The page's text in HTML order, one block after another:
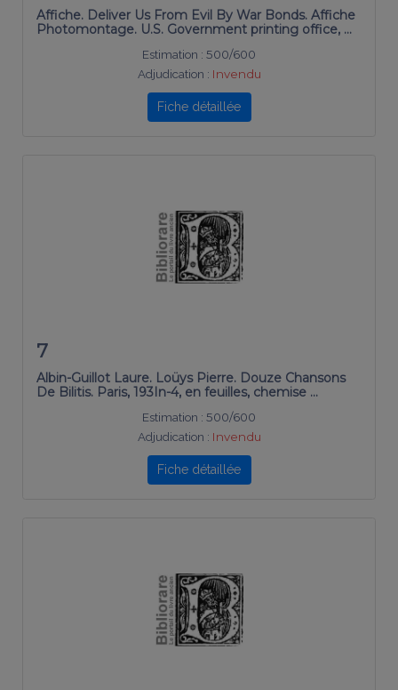
Affiche. Deliver Us From Evil By War Bonds. Affiche
Photomontage. U.S. Government printing office, …
Estimation : 500/600
Adjudication : Invendu
Fiche détaillée
7
Albin-Guillot Laure. Loüys Pierre. Douze Chansons
De Bilitis. Paris, 193In-4, en feuilles, chemise …
Estimation : 500/600
Adjudication : Invendu
Fiche détaillée